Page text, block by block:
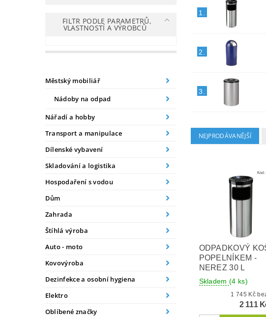
FILTR PODLE PARAMETRŮ,
VLASTNOSTÍ A VÝROBCŮ
Městský mobiliář
Nádoby na odpad
Nářadí a hobby
Transport a manipulace
Dílenské vybavení
Skladování a logistika
Hospodaření s vodou
Dům
Zahrada
Štíhlá výroba
Auto - moto
Kovovýroba
Dezinfekce a osobní hygiena
Elektro
Oblíbené značky
1.
2.
3.
NEJPRODÁVANĚJŠÍ
Kód:
ODPADKOVÝ
POPELNÍKEM -
NEREZ 30 L
Skladem(4 ks)
1 745
2 111